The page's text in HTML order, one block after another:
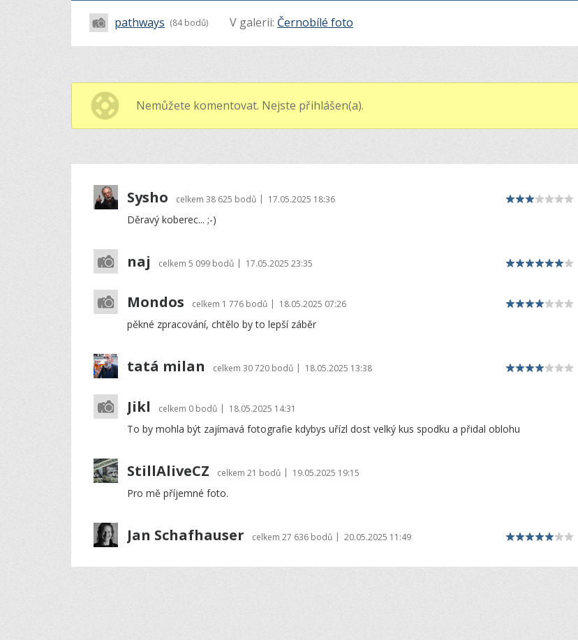
pathways (84 bodů) V galerii: Černobílé foto
Nemůžete komentovat. Nejste přihlášen(a).
Sysho celkem 38 625 bodů | 17.05.2025 18:36
Děravý koberec... ;-)
naj celkem 5 099 bodů | 17.05.2025 23:35
Mondos celkem 1 776 bodů | 18.05.2025 07:26
pěkné zpracování, chtělo by to lepší záběr
tatá milan celkem 30 720 bodů | 18.05.2025 13:38
Jikl celkem 0 bodů | 18.05.2025 14:31
To by mohla být zajímavá fotografie kdybys uřízl dost velký kus spodku a přidal oblohu
StillAliveCZ celkem 21 bodů | 19.05.2025 19:15
Pro mě příjemné foto.
Jan Schafhauser celkem 27 636 bodů | 20.05.2025 11:49